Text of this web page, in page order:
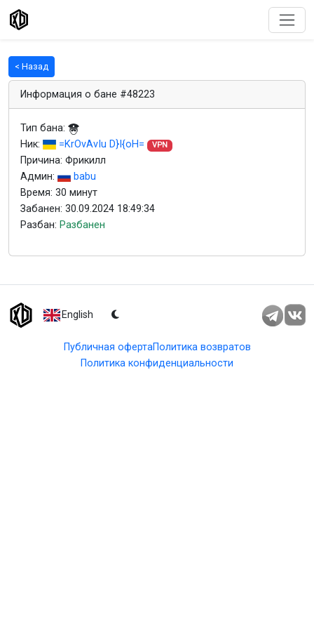
< Назад
Информация о бане #48223
Тип бана:
Ник:
=KrOvAvIu D}I{oH= VPN
Причина: Фрикилл
Админ:
babu
Время: 30 минут
Забанен: 30.09.2024 18:49:34
Разбан: Разбанен
English
Публичная офертаПолитика возвратов
Политика конфиденциальности